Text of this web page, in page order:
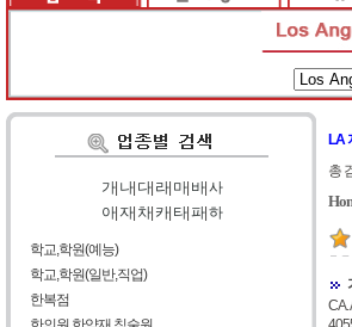
가| 나| 다| 라| 마| 바| 사
아| 자| 차| 카| 타| 파| 하
학교,학원(예능)
학교,학원(일반,직업)
한복점
LA
총
CA.